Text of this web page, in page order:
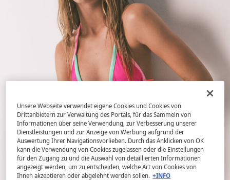
Unsere Webseite verwendet eigene Cookies und Cookies von
Drittanbietern zur Verwaltung des Portals, für das Sammeln von
Informationen über seine Verwendung, zur Verbesserung unserer
Dienstleistungen und zur Anzeige von Werbung aufgrund der
Auswertung Ihrer Navigationsvorlieben. Durch das Anklicken von OK
kann die Verwendung von Cookies zugelassen oder die Einstellungen
für den Zugang zu und die Auswahl von detaillierten Informationen
angezeigt werden, um zu entscheiden, welche Art von Cookies von
Ihnen akzeptieren oder abgelehnt werden sollen. +INFO